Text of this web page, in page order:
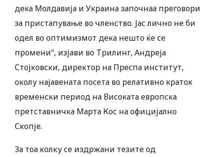
дека Молдавија и Украина започнаа преговори
за пристапување во членство. Јас лично не би
одел во оптимизмот дека нешто ќе се
промени“, изјави во Трилинг, Андреја
Стојковски, директор на Преспа институт,
околу најавената посета во релативно краток
временски период на Високата европска
претставничка Марта Кос на официјално
Скопје.
За тоа колку се издржани тезите од